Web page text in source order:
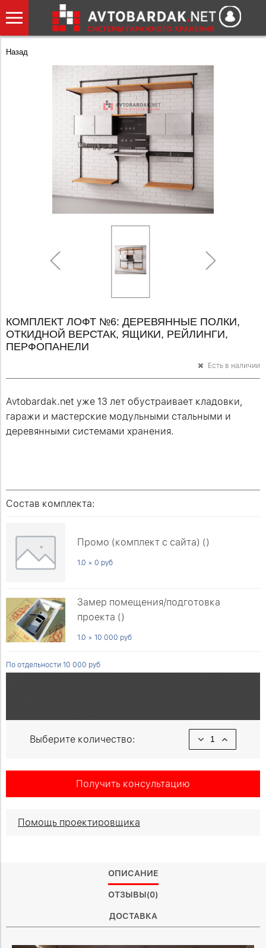
Назад
КОМПЛЕКТ ЛОФТ №6: ДЕРЕВЯННЫЕ ПОЛКИ,
ОТКИДНОЙ ВЕРСТАК, ЯЩИКИ, РЕЙЛИНГИ,
ПЕРФОПАНЕЛИ
Есть в наличии
Avtobardak.net уже 13 лет обустраивает кладовки,
гаражи и мастерские модульными стальными и
деревянными системами хранения.
Состав комплекта:
Промо (комплект с сайта) ()
1.0 × 0 руб
Замер помещения/подготовка
проекта ()
1.0 × 10 000 руб
По отдельности 10 000 руб
Выберите количество:
Получить консультацию
Помощь проектировщика
ОПИСАНИЕ
ОТЗЫВЫ(0)
ДОСТАВКА